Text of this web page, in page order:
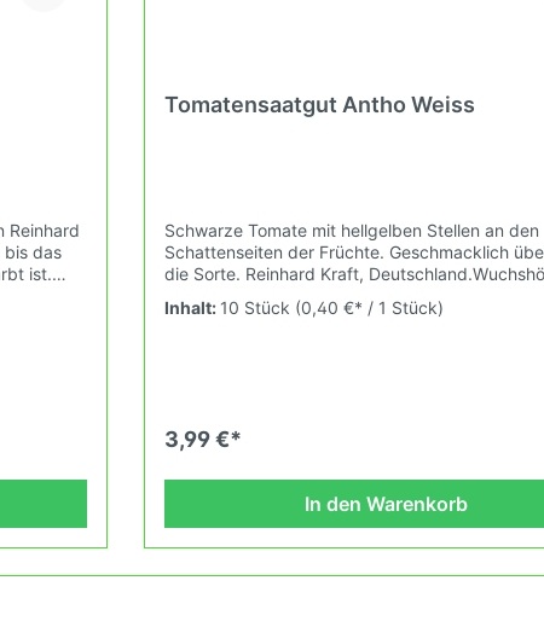
Reinhard
bis das
ist.
des
Tomatensaatgut Antho Weiss
Schwarze Tomate mit hellgelben Stellen an den
Schattenseiten der Früchte. Geschmacklich
die Sorte. Reinhard Kraft,
2,2mFrüchte: schwarz-hellgelb geflammt, rund,
30gDas Tomatensaatgut wird ausdrücklich als
ändernden Wachstumsbedingungen nach den
Grundsätzen des Demeter Verbandes an. Damit
Inhalt: 10 Stück (0,40 €* / 1 Stück)
3,99 €*
In den Warenkorb